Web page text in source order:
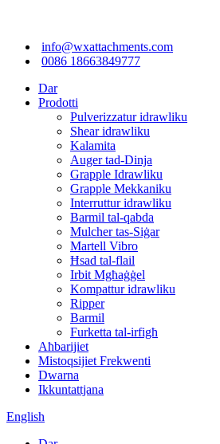
info@wxattachments.com
0086 18663849777
Dar
Prodotti
Pulverizzatur idrawliku
Shear idrawliku
Kalamita
Auger tad-Dinja
Grapple Idrawliku
Grapple Mekkaniku
Interruttur idrawliku
Barmil tal-qabda
Mulcher tas-Siġar
Martell Vibro
Ħsad tal-flail
Irbit Mgħaġġel
Kompattur idrawliku
Ripper
Barmil
Furketta tal-irfigħ
Aħbarijiet
Mistoqsijiet Frekwenti
Dwarna
Ikkuntattjana
English